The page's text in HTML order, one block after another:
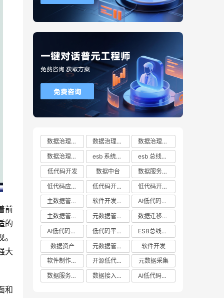
前
的
大
和
数据治理方案 数据治理方案哪家好
数据治理方案有哪些
数据治理方案推荐
esb 系统都有哪些
esb 总线十大厂商排行榜
低代码开发
数据中台
数据服务总线
低代码应用平台
低代码开发云平台
低代码开发平台
主数据管理系统
软件开发平台
AI低代码开发
主数据管理平台
元数据管理系统
数据迁移工具
AI低代码开发云平台
低代码平台哪家好
ESB总线技术
数据资产
元数据管理系统哪家好
软件开发
软件制作平台
开源低代码平台
元数据采集
数据服务平台
数据接入管理系统 AI低代码应用平台